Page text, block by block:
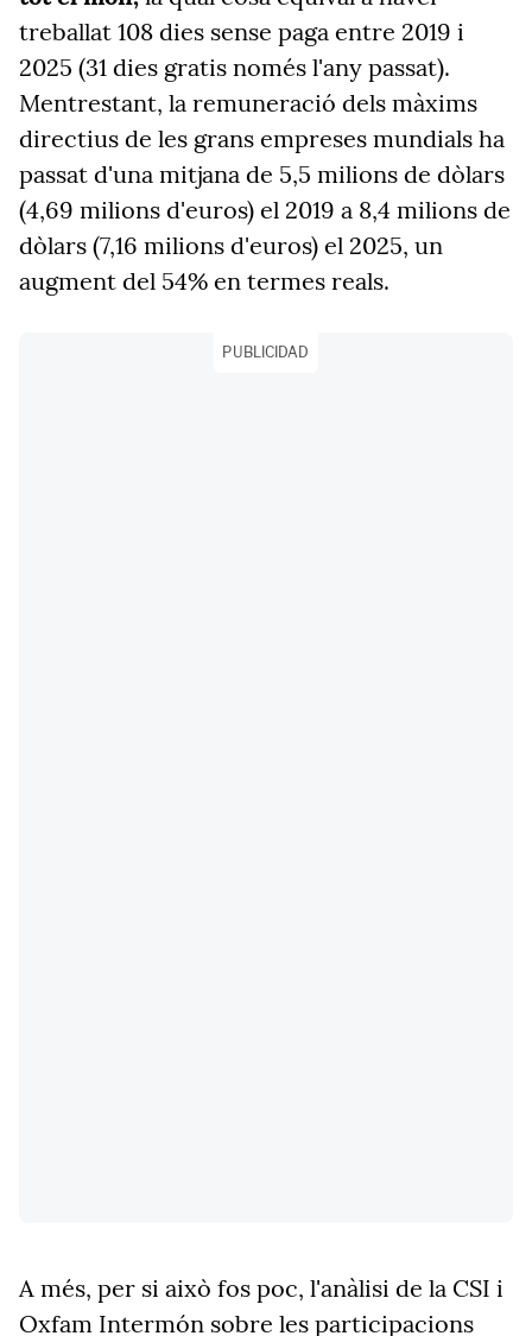
treballat 108 dies sense paga entre 2019 i
2025 (31 dies gratis només l'any passat).
Mentrestant, la remuneració dels màxims
directius de les grans empreses mundials ha
passat d'una mitjana de 5,5 milions de dòlars
(4,69 milions d'euros) el 2019 a 8,4 milions de
dòlars (7,16 milions d'euros) el 2025, un
augment del 54% en termes reals.
PUBLICIDAD
A més, per si això fos poc, l'anàlisi de la CSI i
Oxfam Intermón sobre les participacions